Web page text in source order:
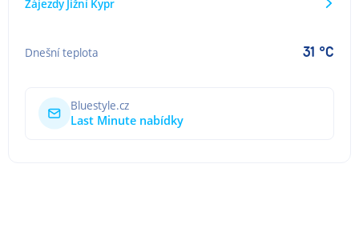
Zájezdy Jižní Kypr
Dnešní teplota 31 °C
Bluestyle.cz
Last Minute nabídky